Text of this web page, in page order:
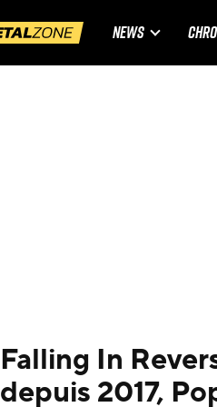
NEWS
Falling In
depuis 2017,